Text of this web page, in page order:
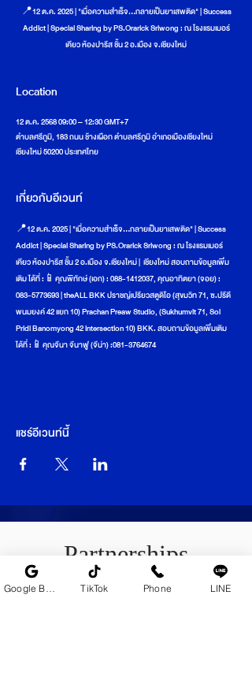
📍12 ต.ค. 2025 | "เมื่อความสำเร็จ…กลายเป็นยาเสพติด" | Success
Addict | Special Sharing by PS.Orarick Sriwong : ณ โรงแรมเมอร์
เคียว ห้องปารีส ชั้น 2 อ.เมือง จ.เชียงใหม่
Location
12 ต.ค. 2568 09:00 – 12:30 GMT+7
ตำบลศรีภูมิ, 183 ถนน ช้างเผือก ตำบลศรีภูมิ อำเภอเมืองเชียงใหม่
เชียงใหม่ 50200 ประเทศไทย
เกี่ยวกับอีเวนท์
📍12 ต.ค. 2025 | "เมื่อความสำเร็จ…กลายเป็นยาเสพติด" | Success
Addict | Special Sharing by PS.Orarick Sriwong : ณ โรงแรมเมอร์
เคียว ห้องปารีส ชั้น 2 อ.เมือง จ.เชียงใหม่ |  เชียงใหม่ สอบถามข้อมูลเพิ่ม
เติม ได้ที่ :📱คุณพิทักษ์ (เอก) : 088-1412037, คุณอาทิตยา (จอย) :
083-5773693 | theALL BKK ปราชญ์เปรียวสตูดิโอ (สุขมวิท 71, ซ.ปรีดี
พนมยงค์ 42 แยก 10) Prachan Preaw Studio, (Sukhumvit 71, Soi
Pridi Banomyong 42 intersection 10) BKK. สอบถามข้อมูลเพิ่มเติม
ได้ที่ :📱คุณจีนา จีนาฟู (จีน่า) :081-3764674
แชร์อีเวนท์นี้
Partnerships
TikTok Phone LINE